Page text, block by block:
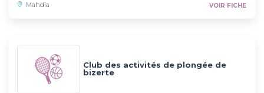
Mahdia VOIR FICHE
Club des activités de plongée de
bizerte